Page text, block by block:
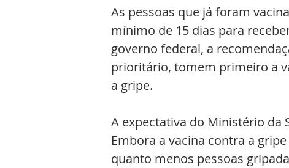
As pessoas que já foram
mínimo de 15 dias para
governo federal, a
prioritário, tomem primeiro a
a gripe.
A expectativa do Ministério da
Embora a vacina contra a
quanto menos pessoas